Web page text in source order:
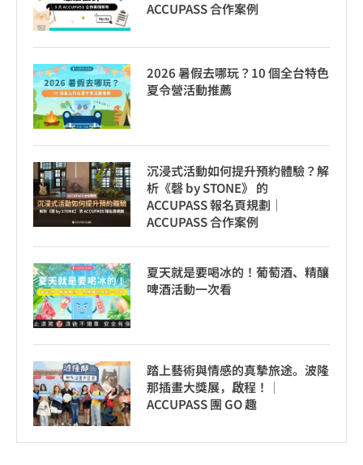
ACCUPASS 合作案例
2026 暑假去哪玩？10 個全台特色
夏令營活動推薦
沉浸式活動如何提升預約體驗？解
析《磬 by STONE》 的
ACCUPASS 報名頁規劃｜
ACCUPASS 合作案例
夏天就是要喝冰的！葡萄酒、精釀
啤酒活動一次看
踏上藝術與情感的真摯旅途。波隆
那插畫大獎展，啟程！│
ACCUPASS 團 GO 趣